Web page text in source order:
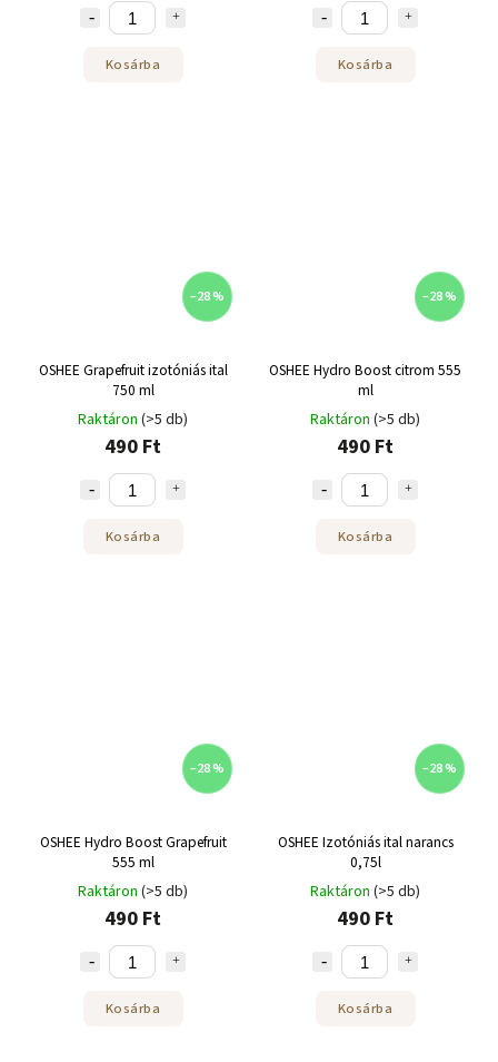
Kosárba Kosárba
–28 %
OSHEE Grapefruit izotóniás ital
750 ml
Raktáron (>5 db)
490 Ft
Kosárba
–28 %
OSHEE Hydro Boost citrom 555
ml
Raktáron (>5 db)
490 Ft
Kosárba
–28 %
OSHEE Hydro Boost Grapefruit
555 ml
Raktáron (>5 db)
490 Ft
Kosárba
–28 %
OSHEE Izotóniás ital narancs
0,75l
Raktáron (>5 db)
490 Ft
Kosárba